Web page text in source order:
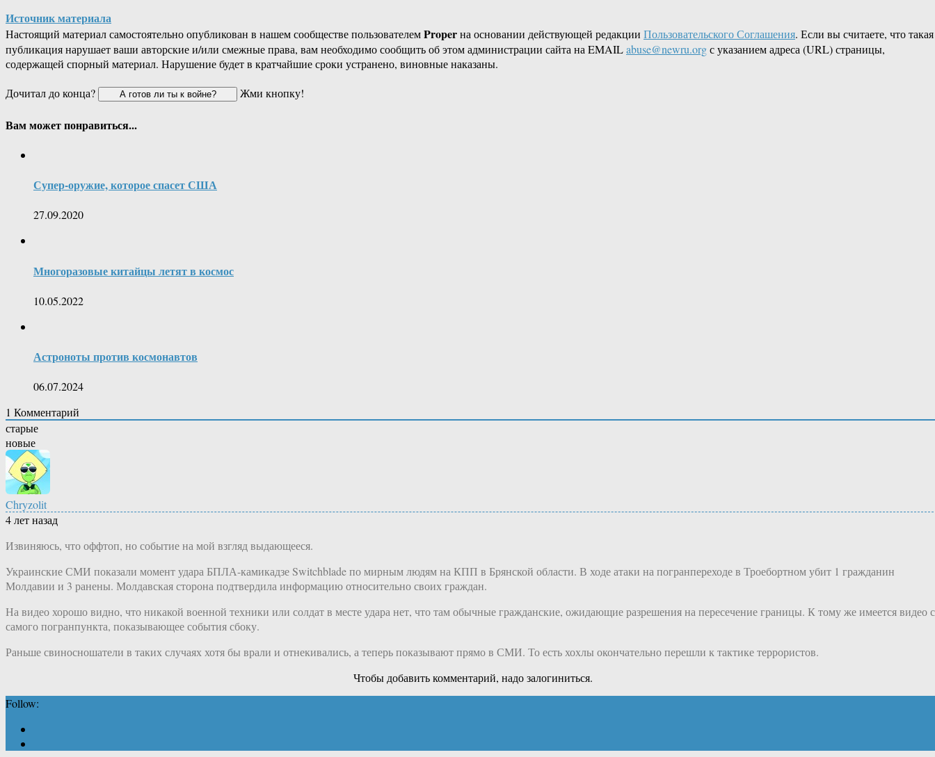
Источник материала
Настоящий материал самостоятельно опубликован в нашем сообществе пользователемProperна основании действующей редакции Пользовательского Соглашения. Если вы считаете, что такая
публикация нарушает ваши авторские и/или смежные права, вам необходимо сообщить об этом администрации сайта на EMAILabuse@newru.orgс указанием адреса (URL) страницы,
содержащей спорный материал. Нарушение будет в кратчайшие сроки устранено, виновные наказаны.
Дочитал до конца?
Жми кнопку!
Вам может понравиться...
Супер-оружие, которое спасет США
27.09.2020
Многоразовые китайцы летят в космос
10.05.2022
Астроноты против космонавтов
06.07.2024
1 Комментарий
старые
новые
Chryzolit
4 лет назад
Извиняюсь, что оффтоп, но событие на мой взгляд выдающееся.
Украинские СМИ показали момент удара БПЛА-камикадзе Switchblade по мирным людям на КПП в Брянской области. В ходе атаки на погранпереходе в Троебортном убит 1 гражданин
Молдавии и 3 ранены. Молдавская сторона подтвердила информацию относительно своих граждан.
На видео хорошо видно, что никакой военной техники или солдат в месте удара нет, что там обычные гражданские, ожидающие разрешения на пересечение границы. К тому же имеется видео с
самого погранпункта, показывающее события сбоку.
Раньше свиносношатели в таких случаях хотя бы врали и отнекивались, а теперь показывают прямо в СМИ. То есть хохлы окончательно перешли к тактике террористов.
Чтобы добавить комментарий, надо залогиниться.
Follow: